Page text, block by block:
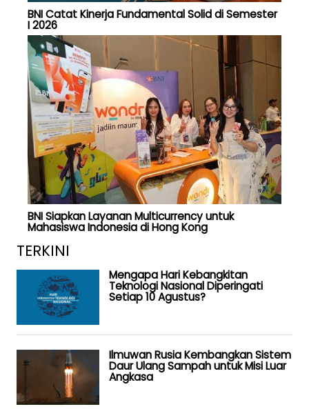
BNI Catat Kinerja Fundamental Solid di Semester
I 2026
BNI Siapkan Layanan Multicurrency untuk
Mahasiswa Indonesia di Hong Kong
TERKINI
Mengapa Hari Kebangkitan
Teknologi Nasional Diperingati
Setiap 10 Agustus?
Ilmuwan Rusia Kembangkan Sistem
Daur Ulang Sampah untuk Misi Luar
Angkasa